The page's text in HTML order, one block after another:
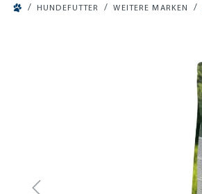
/ HUNDEFUTTER / WEITERE MARKEN /